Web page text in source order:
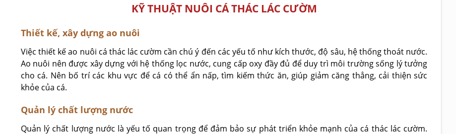
KỸ THUẬT NUÔI CÁ THÁC LÁC CƯỜM
Thiết kế, xây dựng ao nuôi
Việc thiết kế ao nuôi cá thác lác cườm cần chú ý đến các yếu tố như kích thước, độ sâu, hệ thống thoát nước.
Ao nuôi nên được xây dựng với hệ thống lọc nước, cung cấp oxy đầy đủ để duy trì môi trường sống lý tưởng
cho cá. Nên bố trí các khu vực để cá có thể ẩn nấp, tìm kiếm thức ăn, giúp giảm căng thẳng, cải thiện sức
khỏe của cá.
Quản lý chất lượng nước
Quản lý chất lượng nước là yếu tố quan trọng để đảm bảo sự phát triển khỏe mạnh của cá thác lác cườm.